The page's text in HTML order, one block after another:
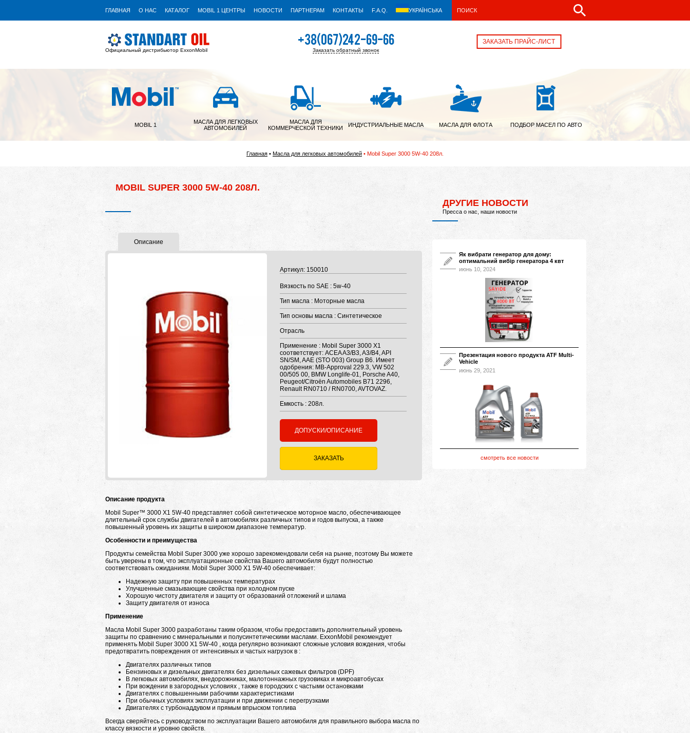
ГЛАВНАЯ О НАС КАТАЛОГ MOBIL 1 ЦЕНТРЫ НОВОСТИ ПАРТНЕРАМ КОНТАКТЫ F.A.Q. УКРАЇНСЬКА
Официальный дистрибьютор ExxonMobil
ЗАКАЗАТЬ ПРАЙС-ЛИСТ
+38(067)242-69-66
Заказать обратный звонок
MOBIL 1
МАСЛА ДЛЯ ЛЕГКОВЫХ
АВТОМОБИЛЕЙ
МАСЛА ДЛЯ
КОММЕРЧЕСКОЙ ТЕХНИКИ
ИНДУСТРИАЛЬНЫЕ МАСЛА МАСЛА ДЛЯ ФЛОТА ПОДБОР МАСЕЛ ПО АВТО
Главная Масла для легковых автомобилей Mobil Super 3000 5W-40 208л.
ДРУГИЕ НОВОСТИ
Пресса о нас, наши новости
Як вибрати генератор для дому:
оптимальний вибір генератора 4 квт
июнь 10, 2024
Презентация нового продукта ATF Multi-
Vehicle
июнь 29, 2021
смотреть все новости
MOBIL SUPER 3000 5W-40 208Л.
Описание
Артикул: 150010
Вязкость по SAE : 5w-40
Тип масла : Моторные масла
Тип основы масла : Синтетическое
Отрасль
Применение : Mobil Super 3000 X1
соответствует: ACEA A3/B3, A3/B4, API
SN/SM, AAE (STO 003) Group B6. Имеет
одобрения: MB-Approval 229.3, VW 502
00/505 00, BMW Longlife-01, Porsche A40,
Peugeot/Citroën Automobiles B71 2296,
Renault RN0710 / RN0700, AVTOVAZ.
Емкость : 208л.
ДОПУСКИ/ОПИСАНИЕ
ЗАКАЗАТЬ
Описание продукта
Mobil Super™ 3000 X1 5W-40 представляет собой синтетическое моторное масло, обеспечивающее
длительный срок службы двигателей в автомобилях различных типов и годов выпуска, а также
повышенный уровень их защиты в широком диапазоне температур.
Особенности и преимущества
Продукты семейства Mobil Super 3000 уже хорошо зарекомендовали себя на рынке, поэтому Вы можете
быть уверены в том, что эксплуатационные свойства Вашего автомобиля будут полностью
соответствовать ожиданиям. Mobil Super 3000 X1 5W-40 обеспечивает:
Надежную защиту при повышенных температурах
Улучшенные смазывающие свойства при холодном пуске
Хорошую чистоту двигателя и защиту от образований отложений и шлама
Защиту двигателя от износа
Применение
Масла Mobil Super 3000 разработаны таким образом, чтобы предоставить дополнительный уровень
защиты по сравнению с минеральными и полусинтетическими маслами. ExxonMobil рекомендует
применять Mobil Super 3000 X1 5W-40 , когда регулярно возникают сложные условия вождения, чтобы
предотвратить повреждения от интенсивных и частых нагрузок в :
Двигателях различных типов
Бензиновых и дизельных двигателях без дизельных сажевых фильтров (DPF)
В легковых автомобилях, внедорожниках, малотоннажных грузовиках и микроавтобусах
При вождении в загородных условиях , также в городских с частыми остановками
Двигателях с повышенными рабочими характеристиками
При обычных условиях эксплуатации и при движении с перегрузками
Двигателях с турбонаддувом и прямым впрыском топлива
Всегда сверяйтесь с руководством по эксплуатации Вашего автомобиля для правильного выбора масла по
классу вязкости и уровню свойств.